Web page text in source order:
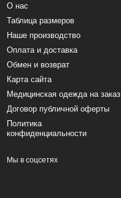
О нас
Таблица размеров
Наше производство
Оплата и доставка
Обмен и возврат
Карта сайта
Медицинская одежда на заказ
Договор публичной оферты
Политика
конфиденциальности
Мы в соцсетях